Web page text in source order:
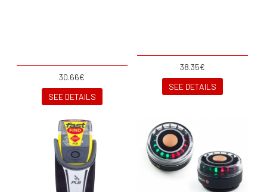
30.66€
SEE DETAILS
38.35€
SEE DETAILS